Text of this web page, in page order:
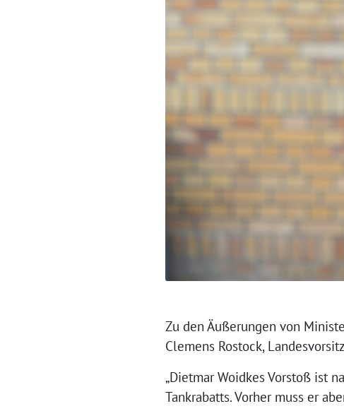
Zu den Äußerungen von
Clemens Rostock,
„Dietmar Woidkes Vorstoß ist
Tankrabatts. Vorher muss er